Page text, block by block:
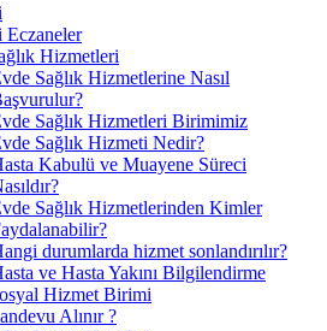
Eczaneler
Hizmetleri
Sağlık Hizmetlerine Nasıl
Sağlık Hizmetleri Birimimiz
Sağlık Hizmeti Nedir?
Kabulü ve Muayene Süreci
Sağlık Hizmetlerinden Kimler
durumlarda hizmet sonlandırılır?
ve Hasta Yakını Bilgilendirme
Hizmet Birimi
Alınır ?